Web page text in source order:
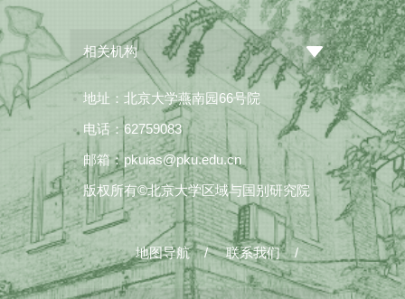
相关机构
地址：北京大学燕南园66号院
电话：62759083
邮箱：pkuias@pku.edu.cn
版权所有©北京大学区域与国别研究院
地图导航 / 联系我们 /